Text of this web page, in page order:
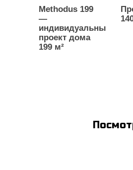
Methodus 199
—
индивидуальный
проект дома
199 м²